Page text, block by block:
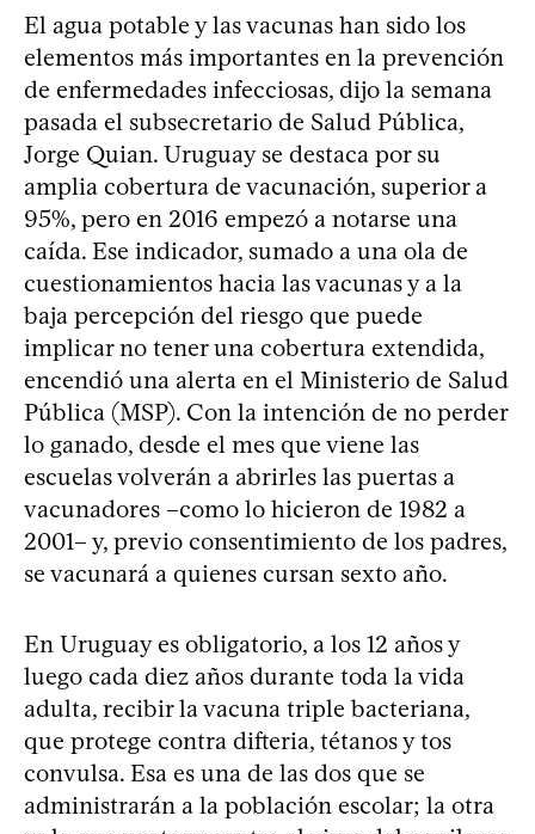
El agua potable y las vacunas han sido los
elementos más importantes en la prevención
de enfermedades infecciosas, dijo la semana
pasada el subsecretario de Salud Pública,
Jorge Quian. Uruguay se destaca por su
amplia cobertura de vacunación, superior a
95%, pero en 2016 empezó a notarse una
caída. Ese indicador, sumado a una ola de
cuestionamientos hacia las vacunas y a la
baja percepción del riesgo que puede
implicar no tener una cobertura extendida,
encendió una alerta en el Ministerio de Salud
Pública (MSP). Con la intención de no perder
lo ganado, desde el mes que viene las
escuelas volverán a abrirles las puertas a
vacunadores –como lo hicieron de 1982 a
2001– y, previo consentimiento de los padres,
se vacunará a quienes cursan sexto año.
En Uruguay es obligatorio, a los 12 años y
luego cada diez años durante toda la vida
adulta, recibir la vacuna triple bacteriana,
que protege contra difteria, tétanos y tos
convulsa. Esa es una de las dos que se
administrarán a la población escolar; la otra